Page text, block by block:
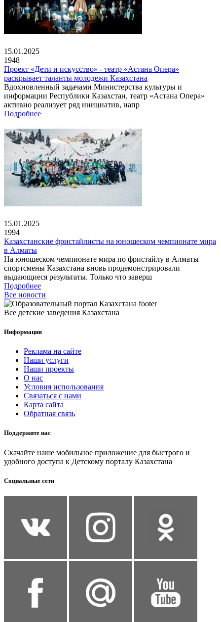
15.01.2025
1948
Проект «Дети и искусство» - театр «Астана Опера»
раскрывает таланты молодежи Казахстана
Вдохновленный задачами Министерства культуры и
информации Республики Казахстан, театр «Астана Опера»
активно реализует ряд инициатив, напр
Подробнее
15.01.2025
1994
Казахстанские фристайлисты на юношеском чемпионате мира
в Алматы
На юношеском чемпионате мира по фристайлу в Алматы
спортсмены Казахстана вновь продемонстрировали
выдающиеся результаты. Только что заверш
Подробнее
Все новости
Все детские заведения Казахстана
Информация
Реклама на сайте
Наши услуги
Наши проекты
О нас
Условия использования
Связаться с нами
Карта сайта
Обратная связь
Поддержите нас
Скачайте наше мобильное приложение для быстрого и
удобного доступа к Детскому порталу Казахстана
Социальные сети